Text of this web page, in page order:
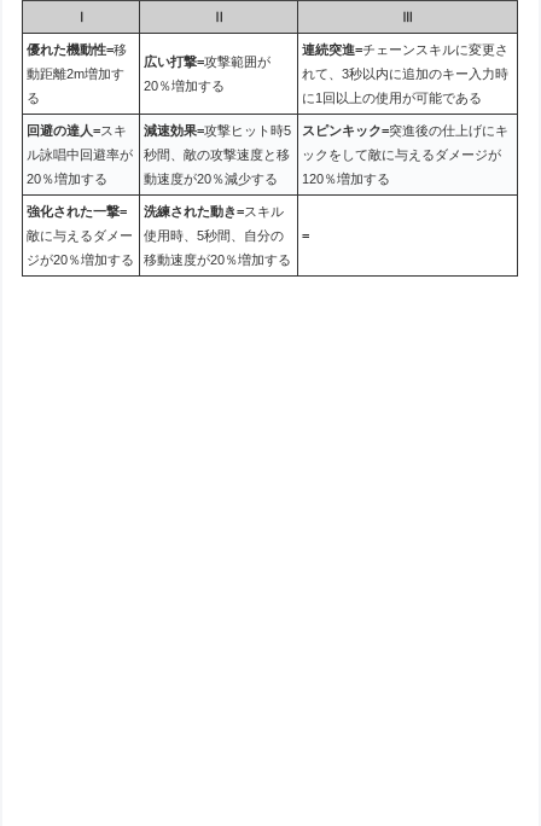
Ⅰ Ⅱ Ⅲ
優れた機動性=移
動距離2m増加す
る
広い打撃=攻撃範囲が
20％増加する
連続突進=チェーンスキルに変更さ
れて、3秒以内に追加のキー入力時
に1回以上の使用が可能である
回避の達人=スキ
ル詠唱中回避率が
20％増加する
減速効果=攻撃ヒット時5
秒間、敵の攻撃速度と移
動速度が20％減少する
スピンキック=突進後の仕上げにキ
ックをして敵に与えるダメージが
120％増加する
強化された一撃=
敵に与えるダメー
ジが20％増加する
洗練された動き=スキル
使用時、5秒間、自分の
移動速度が20％増加する
=